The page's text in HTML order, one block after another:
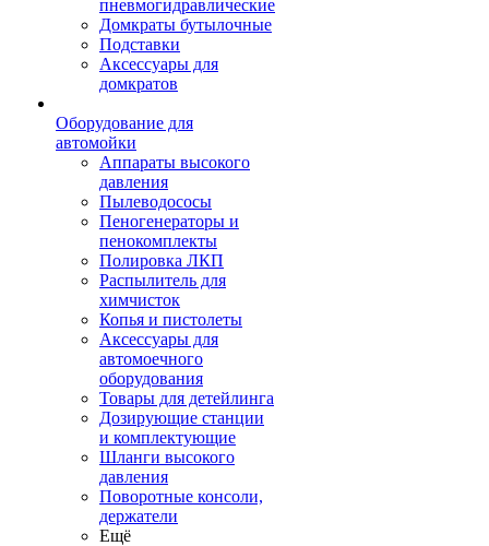
пневмогидравлические
Домкраты бутылочные
Подставки
Аксессуары для
домкратов
Оборудование для
автомойки
Аппараты высокого
давления
Пылеводососы
Пеногенераторы и
пенокомплекты
Полировка ЛКП
Распылитель для
химчисток
Копья и пистолеты
Аксессуары для
автомоечного
оборудования
Товары для детейлинга
Дозирующие станции
и комплектующие
Шланги высокого
давления
Поворотные консоли,
держатели
Ещё